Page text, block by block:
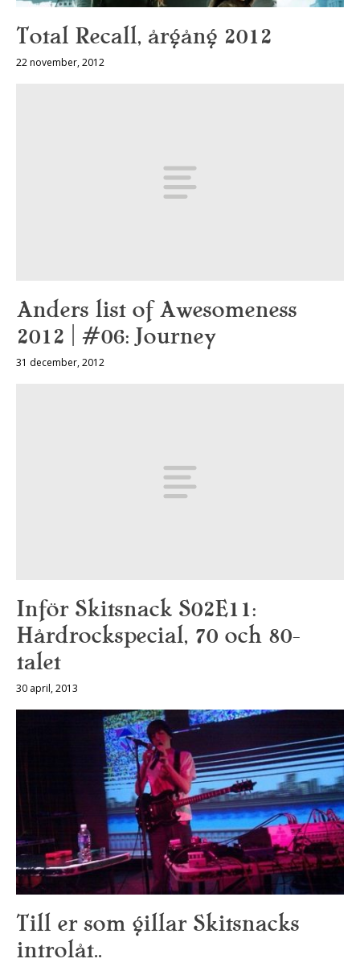
Total Recall, årgång 2012
22 november, 2012
Anders list of Awesomeness
2012 | #06: Journey
31 december, 2012
Inför Skitsnack S02E11:
Hårdrockspecial, 70 och 80-
talet
30 april, 2013
Till er som gillar Skitsnacks
introlåt..